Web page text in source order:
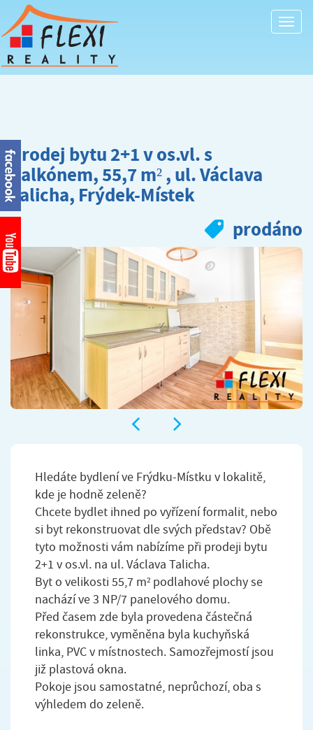
Prodej bytu 2+1 v os.vl. s
balkónem, 55,7 m² , ul. Václava
Talicha, Frýdek-Místek
prodáno
Hledáte bydlení ve Frýdku-Místku v lokalitě,
kde je hodně zeleně?
Chcete bydlet ihned po vyřízení formalit, nebo
si byt rekonstruovat dle svých představ? Obě
tyto možnosti vám nabízíme při prodeji bytu
2+1 v os.vl. na ul. Václava Talicha.
Byt o velikosti 55,7 m² podlahové plochy se
nachází ve 3 NP/7 panelového domu.
Před časem zde byla provedena částečná
rekonstrukce, vyměněna byla kuchyňská
linka, PVC v místnostech. Samozřejmostí jsou
již plastová okna.
Pokoje jsou samostatné, neprůchozí, oba s
výhledem do zeleně.